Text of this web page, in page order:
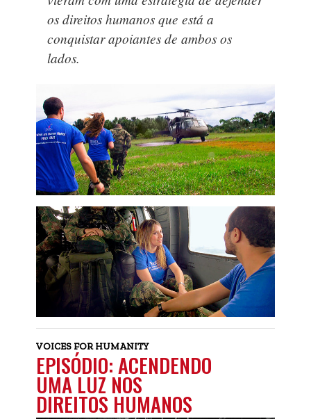
os direitos humanos que está a
conquistar apoiantes de ambos os
lados.
VOICES FOR HUMANITY
EPISÓDIO: ACENDENDO
UMA LUZ NOS
DIREITOS HUMANOS